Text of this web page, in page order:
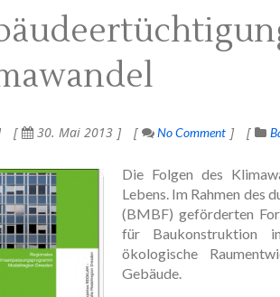
30. Mai 2013 No Comment
Die Folgen des
Lebens. Im Rahmen des
(BMBF) geförderten
für Baukonstruktion
ökologische
Gebäude.